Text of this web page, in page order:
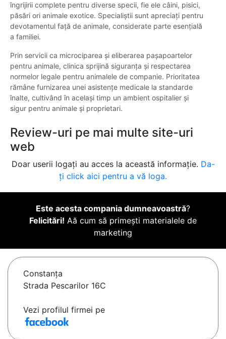
îngrijirii complete pentru diverse specii, fie ele câini, pisici,
păsări ori animale exotice. Specialiștii sunt apreciați pentru
devotamentul față de animale, considerate parte esențială
a familiei.
Prin servicii ca microciparea și eliberarea pașapoartelor
pentru animale, clinica sprijină siguranța și respectarea
normelor legale pentru animalele de companie. Prioritatea
rămâne furnizarea unei asistențe medicale la standarde
înalte, cultivând în același timp un ambient ospitalier și
sigur pentru animale și proprietari.
Review-uri pe mai multe site-uri
web
Doar userii logați au acces la această informație. Da-
ți click aici pentru a vă loga.
Este acesta compania dumneavoastră?
Felicitări! Aă cum să primești materialele de
marketing
Constanţa
Strada Pescarilor 16C
Vezi profilul firmei pe